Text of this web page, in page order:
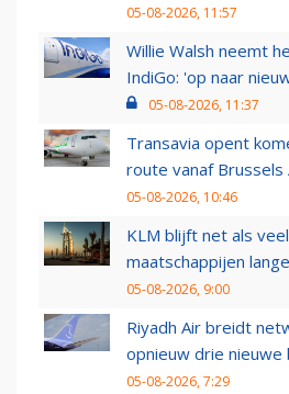
05-08-2026, 11:57
Willie Walsh neemt
IndiGo: 'op naar
05-08-2026, 11:37
Transavia opent
route vanaf
05-08-2026, 10:46
KLM blijft net als
maatschappijen
05-08-2026, 9:00
Riyadh Air breidt
opnieuw drie nieuwe
05-08-2026, 7:29